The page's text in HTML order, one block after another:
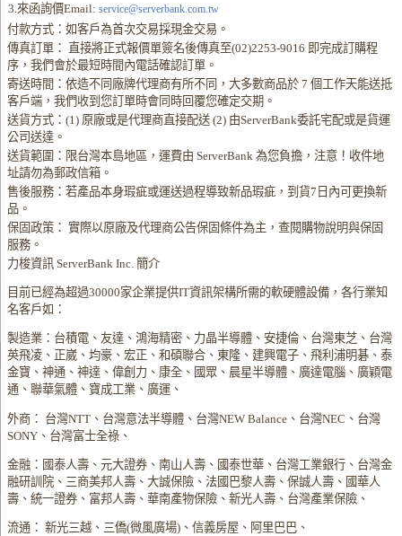
3.來函詢價Email: service@serverbank.com.tw
付款方式：如客戶為首次交易採現金交易。
傳真訂單： 直接將正式報價單簽名後傳真至(02)2253-9016 即完成訂購程
序，我們會於最短時間內電話確認訂單。
寄送時間：依造不同廠牌代理商有所不同，大多數商品於 7 個工作天能送抵
客戶端，我們收到您訂單時會同時回覆您確定交期。
送貨方式：(1) 原廠或是代理商直接配送 (2) 由ServerBank委託宅配或是貨運
公司送達。
送貨範圍：限台灣本島地區，運費由 ServerBank 為您負擔，注意！收件地
址請勿為郵政信箱。
售後服務：若產品本身瑕疵或運送過程導致新品瑕疵，到貨7日內可更換新
品。
保固政策： 實際以原廠及代理商公告保固條件為主，查閱購物說明與保固
服務。
力梭資訊 ServerBank Inc. 簡介
目前已經為超過30000家企業提供IT資訊架構所需的軟硬體設備，各行業知
名客戶如：
製造業：台積電、友達、鴻海精密、力晶半導體、安捷倫、台灣東芝、台灣
英飛凌、正崴、均豪、宏正、和碩聯合、東隆、建興電子、飛利浦明碁、泰
金寶、神通、神達、偉創力、康全、國眾、晨星半導體、廣達電腦、廣穎電
通、聯華氣體、寶成工業、廣運、
外商： 台灣NTT、台灣意法半導體、台灣NEW Balance、台灣NEC、台灣
SONY、台灣富士全祿、
金融：國泰人壽、元大證券、南山人壽、國泰世華、台灣工業銀行、台灣金
融研訓院、三商美邦人壽、大誠保險、法國巴黎人壽、保誠人壽、國華人
壽、統一證券、富邦人壽、華南產物保險、新光人壽、台灣產業保險、
流通： 新光三越、三僑(微風廣場)、信義房屋、阿里巴巴、